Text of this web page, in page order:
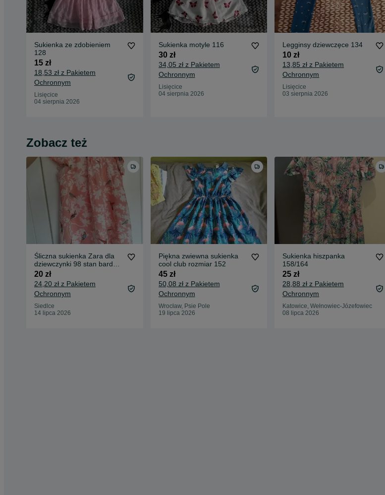
Sukienka ze zdobieniem
128
15 zł
18,53 zł z Pakietem
Ochronnym
Lisięcice
04 sierpnia 2026
Sukienka motyle 116
30 zł
34,05 zł z Pakietem
Ochronnym
Lisięcice
04 sierpnia 2026
Legginsy dziewczęce 134
10 zł
13,85 zł z Pakietem
Ochronnym
Lisięcice
03 sierpnia 2026
Zobacz też
Śliczna sukienka Zara dla
dziewczynki 98 stan bardzo
dobry
20 zł
24,20 zł z Pakietem
Ochronnym
Siedlce
14 lipca 2026
Piękna zwiewna sukienka
cool club rozmiar 152
45 zł
50,08 zł z Pakietem
Ochronnym
Wrocław, Psie Pole
19 lipca 2026
Sukienka hiszpanka
158/164
25 zł
28,88 zł z Pakietem
Ochronnym
Katowice, Wełnowiec-Józefowiec
08 lipca 2026